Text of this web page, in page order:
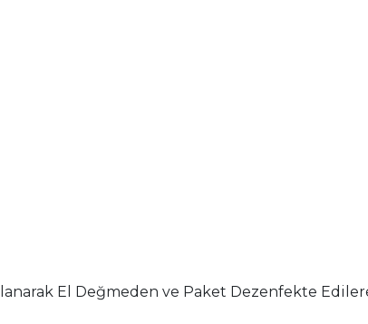
El Değmeden ve Paket Dezenfekte